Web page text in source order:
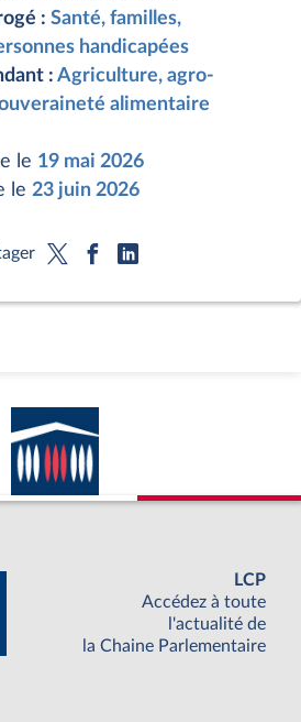
: Santé, familles,
handicapées
: Agriculture, agro-
alimentaire
le 19 mai 2026
le 23 juin 2026
LCP
Accédez à toute
l'actualité de
la Chaine Parlementaire